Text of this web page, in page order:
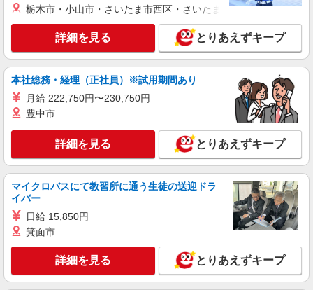
栃木市・小山市・さいたま市西区・さいたま市岩槻区・久喜市・
詳細を見る とりあえずキープ
本社総務・経理（正社員）※試用期間あり
月給 222,750円〜230,750円
豊中市
詳細を見る とりあえずキープ
マイクロバスにて教習所に通う生徒の送迎ドラ
イバー
日給 15,850円
箕面市
詳細を見る とりあえずキープ